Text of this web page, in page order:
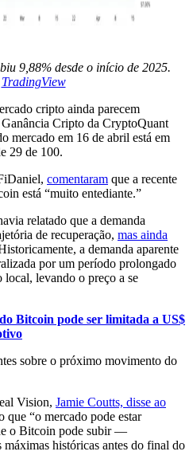
9,88% desde o início de 2025.
TradingView
cripto ainda parecem
Cripto da CryptoQuant
mercado em 16 de abril está em
29 de 100.
comentaram que a recente
está “muito entediante.”
relatado que a demanda
de recuperação, mas ainda
a demanda aparente
por um período prolongado
levando o preço a se
Bitcoin pode ser limitada a US$
sobre o próximo movimento do
Vision, Jamie Coutts, disse ao
que “o mercado pode estar
o Bitcoin pode subir —
históricas antes do final do